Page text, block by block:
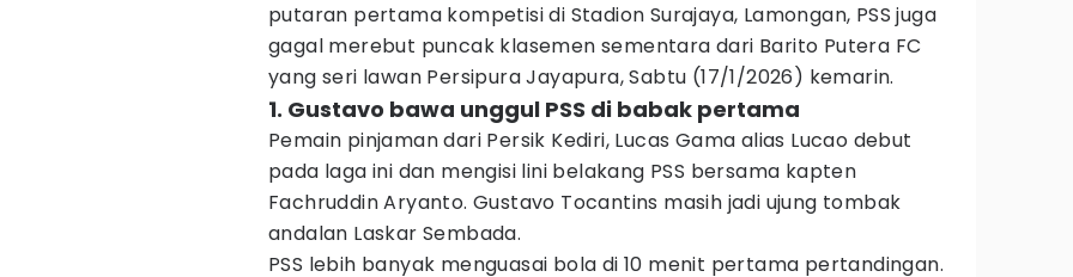
putaran pertama kompetisi di Stadion Surajaya, Lamongan, PSS juga
gagal merebut puncak klasemen sementara dari Barito Putera FC
yang seri lawan Persipura Jayapura, Sabtu (17/1/2026) kemarin.
1. Gustavo bawa unggul PSS di babak pertama
Pemain pinjaman dari Persik Kediri, Lucas Gama alias Lucao debut
pada laga ini dan mengisi lini belakang PSS bersama kapten
Fachruddin Aryanto. Gustavo Tocantins masih jadi ujung tombak
andalan Laskar Sembada.
PSS lebih banyak menguasai bola di 10 menit pertama pertandingan.